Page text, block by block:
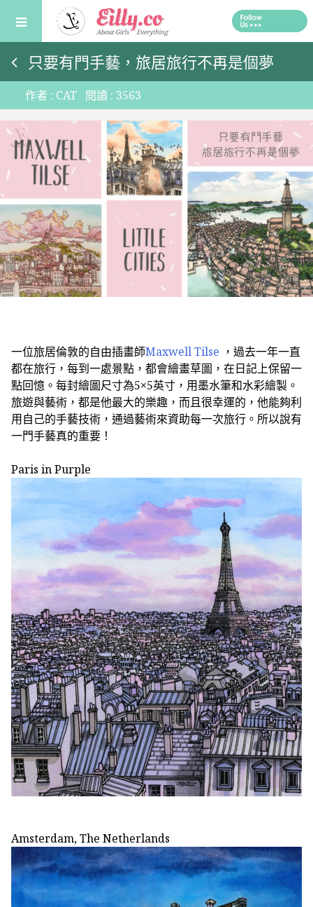
content
只要有門手藝，旅居旅行不再是個夢
作者 : CAT 閱讀 : 3563
一位旅居倫敦的自由插畫師Maxwell Tilse ，過去一年一直
都在旅行，每到一處景點，都會繪畫草圖，在日記上保留一
點回憶。每封繪圖尺寸為5×5英寸，用墨水筆和水彩繪製。
旅遊與藝術，都是他最大的樂趣，而且很幸運的，他能夠利
用自己的手藝技術，通過藝術來資助每一次旅行。所以說有
一門手藝真的重要！
Paris in Purple
Amsterdam, The Netherlands